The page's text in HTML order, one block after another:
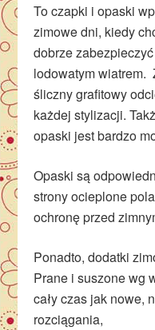
To czapki i opaski
zimowe dni, kiedy
dobrze
lodowatym wiatrem.
śliczny grafitowy
każdej stylizacji.
opaski jest bardzo
Opaski są
strony ocieplone
ochronę przed
Ponadto, dodatki
Prane i suszone wg
cały czas jak nowe,
rozciągania,